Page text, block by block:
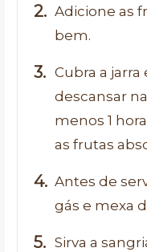
Adicione as
bem.
Cubra a jarra
descansar
menos 1
as frutas
Antes de
gás e mexa
Sirva a